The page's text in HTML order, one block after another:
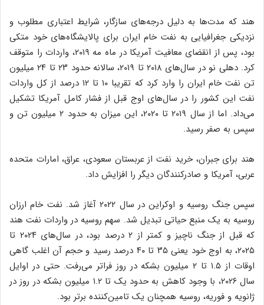
هند که مدت‌ها به دلیل درجه‌های سازگار، شرایط اعتباری مطلوب و
نزدیکی جغرافیایی به نفت خام ایران برای پالایشگاه‌های خود متکی
بود، پس از انقضای معافیت آمریکا در ماه مه ۲۰۱۹، واردات را متوقف
کرد. دهلی نو در سال‌های ۲۰۱۸ تا ۲۰۱۹، سالانه حدود ۲۳ تا ۲۴ میلیون
تن نفت خام ایران را وارد کرد که تقریبا ۱۰ تا ۱۲ درصد از کل واردات
نفت این کشور را در سال‌های اوج قبل از فشار کامل آمریکا تشکیل
می‌داد. اما از سال ۲۰۱۹ تا ۲۰۲۰، این میزان به حدود ۲ میلیون تن و
سپس به صفر رسید.
هند برای جبران، خرید نفت از عربستان سعودی، عراق، امارات متحده
عربی، آمریکا و صادرکنندگان دیگر را افزایش داد.
سپس جنگ روسیه و اوکراین در سال ۲۰۲۲ آغاز شد. نفت خام ارزان
روسیه به یک منبع حیاتی تبدیل شد. سهم روسیه در واردات نفت هند
که قبل از جنگ ناچیز و کمتر از ۲ درصد بود، در سال‌های ۲۰۲۴ تا
۲۰۲۵، به اوج خود یعنی ۳۵ تا ۴۰ درصد رسید و حجم آن اغلب گاهی
اوقات از ۱.۵ تا ۲ میلیون بشکه در روز فراتر می‌رفت. حتی در اوایل
سال ۲۰۲۶، با وجود کاهش به حدود یک تا ۱.۲ میلیون بشکه در روز در
ژانویه و فوریه، روسیه همچنان یک تامین‌کننده برتر بود.